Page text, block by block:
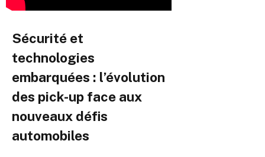
Sécurité et
technologies
embarquées : l’évolution
des pick-up face aux
nouveaux défis
automobiles